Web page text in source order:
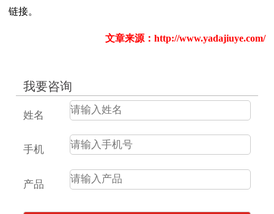
链接。
文章来源：http://www.yadajiuye.com/
我要咨询
姓名
手机
产品